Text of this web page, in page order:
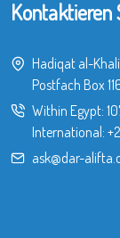
Kontaktieren
Hadiqat al-
Postfach Box
Within Egypt:
International:
ask@dar-